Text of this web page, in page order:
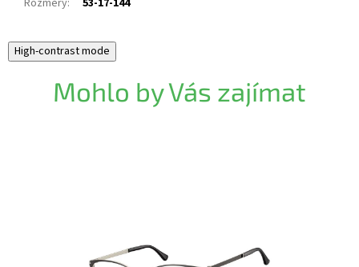
Rozměry: 53-17-144
High-contrast mode
Mohlo by Vás zajímat